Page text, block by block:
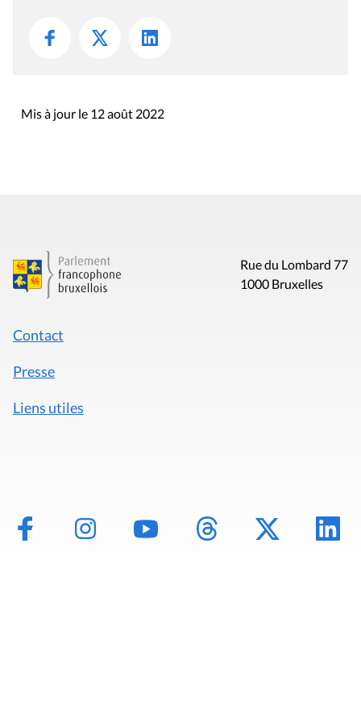
Mis à jour le 12 août 2022
Rue du Lombard 77
1000 Bruxelles
Contact
Presse
Liens utiles